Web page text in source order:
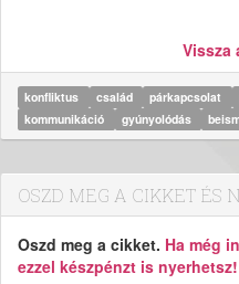
Vissza
konfliktus család párkapcsolat
kommunikáció
gyúnyolódás
OSZD MEG A CIKKET ÉS
Oszd meg a cikket. Ha még
ezzel készpénzt is nyerhetsz!